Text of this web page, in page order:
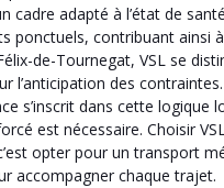
cadre adapté à l’état de
ponctuels, contribuant ainsi
de-Tournegat, VSL se
l’anticipation des
s’inscrit dans cette logique
est nécessaire. Choisir
opter pour un transport
accompagner chaque trajet.